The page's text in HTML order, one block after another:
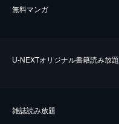
無料マンガ
U-NEXTオリジナル書籍読み放題
雑誌読み放題